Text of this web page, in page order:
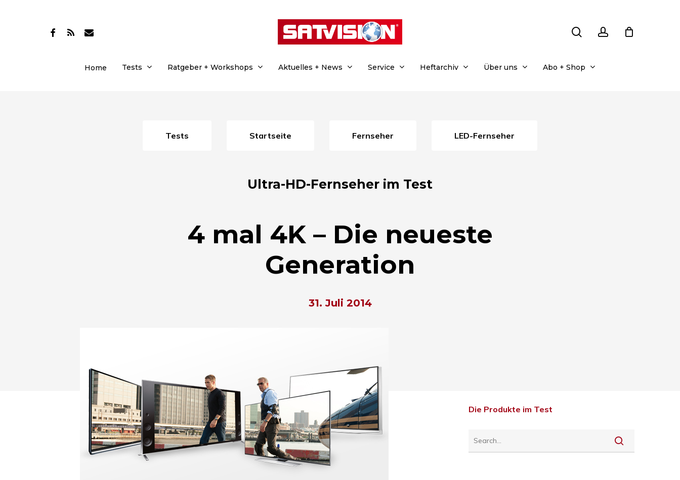
Drücken Sie Enter zum Suchen oder ESC zum Schließen.
facebook
RSS email
Home Tests Ratgeber + Workshops Aktuelles + News Service Heftarchiv Über uns Abo + Shop
Tests Startseite Fernseher LED-Fernseher
Ultra-HD-Fernseher im Test
4 mal 4K – Die neueste
Generation
31. Juli 2014
Die Produkte im Test